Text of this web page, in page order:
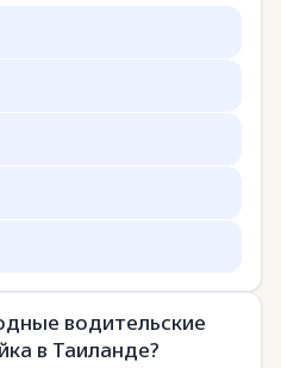
водительские
в Таиланде?